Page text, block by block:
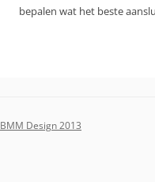
bepalen wat het beste
BMM Design 2013